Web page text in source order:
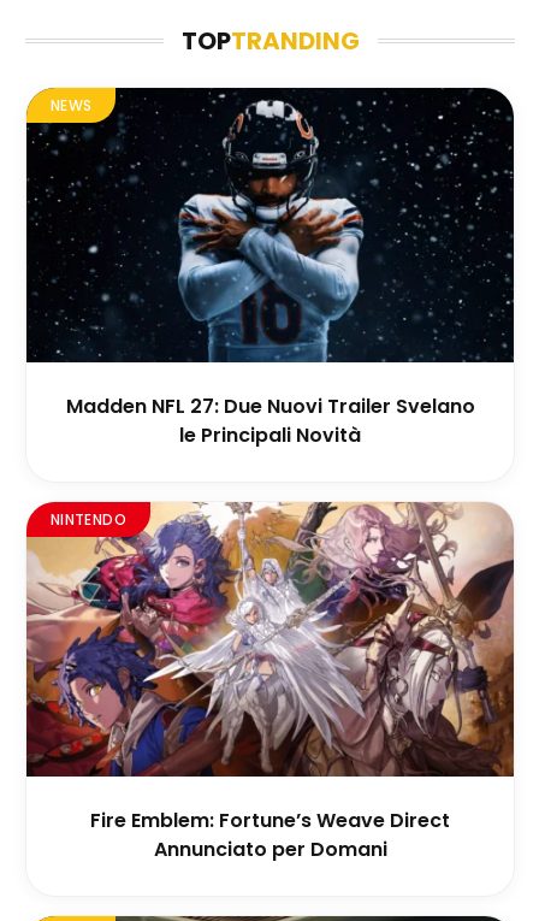
TOPTRANDING
NEWS
Madden NFL 27: Due Nuovi Trailer Svelano
le Principali Novità
NINTENDO
Fire Emblem: Fortune’s Weave Direct
Annunciato per Domani